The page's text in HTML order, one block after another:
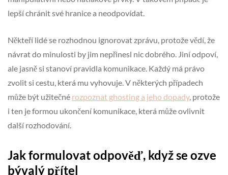
lepší chránit své hranice a neodpovídat.
Někteří lidé se rozhodnou ignorovat zprávu, protože vědí, že
návrat do minulosti by jim nepřinesl nic dobrého. Jiní odpoví,
ale jasně si stanoví pravidla komunikace. Každý má právo
zvolit si cestu, která mu vyhovuje. V některých případech
může být užitečné rozpoznat ghosting a jeho dopady, protože
i ten je formou ukončení komunikace, která může ovlivnit
další rozhodování.
Jak formulovat odpověď, když se ozve
bývalý přítel